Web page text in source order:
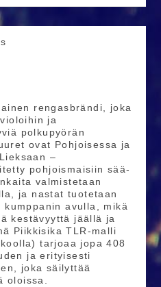
rengasbrändi, joka
ja
polkupyörän
ovat Pohjoisessa ja
–
pohjoismaisiin sää‑
valmistetaan
ja nastat tuotetaan
kumppanin avulla, mikä
kestävyyttä jäällä ja
Piikkisika TLR‑malli
tarjoaa jopa 408
ja erityisesti
joka säilyttää
oloissa.